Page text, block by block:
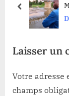
sprev
Laisser un
Votre adresse
champs